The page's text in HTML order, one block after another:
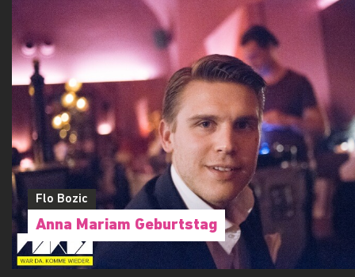
Flo Bozic
Anna Mariam Geburtstag